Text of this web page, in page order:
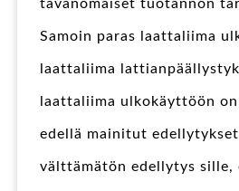
tavanomaiset tuotannon
Samoin paras laattaliima
laattaliima
laattaliima ulkokäyttöön
edellä mainitut
välttämätön edellytys sille,